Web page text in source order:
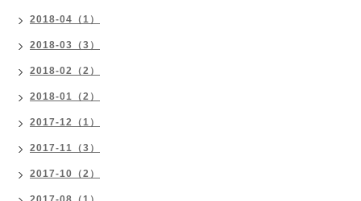
2018-04（1）
2018-03（3）
2018-02（2）
2018-01（2）
2017-12（1）
2017-11（3）
2017-10（2）